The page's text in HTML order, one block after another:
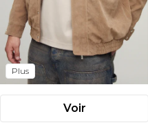
Plus
Voir